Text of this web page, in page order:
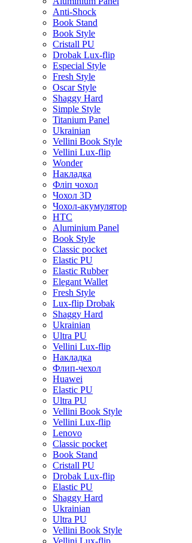
Anti-Shock
Book Stand
Book Style
Cristall PU
Drobak Lux-flip
Especial Style
Fresh Style
Oscar Style
Shaggy Hard
Simple Style
Titanium Panel
Ukrainian
Vellini Book Style
Vellini Lux-flip
Wonder
Накладка
Фліп чохол
Чохол 3D
Чохол-акумулятор
HTC
Aluminium Panel
Book Style
Classic pocket
Elastic PU
Elastic Rubber
Elegant Wallet
Fresh Style
Lux-flip Drobak
Shaggy Hard
Ukrainian
Ultra PU
Vellini Lux-flip
Накладка
Флип-чехол
Huawei
Elastic PU
Ultra PU
Vellini Book Style
Vellini Lux-flip
Lenovo
Classic pocket
Book Stand
Cristall PU
Drobak Lux-flip
Elastic PU
Shaggy Hard
Ukrainian
Ultra PU
Vellini Book Style